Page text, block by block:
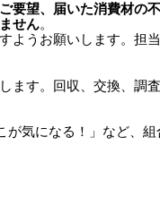
要望、届いた消費材の
せん。
ようお願いします。担
ます。回収、交換、調
が気になる！」など、